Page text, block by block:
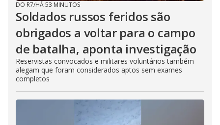
DO R7/HÁ 53 MINUTOS
Soldados russos feridos são
obrigados a voltar para o campo
de batalha, aponta investigação
Reservistas convocados e militares voluntários também
alegam que foram considerados aptos sem exames
completos